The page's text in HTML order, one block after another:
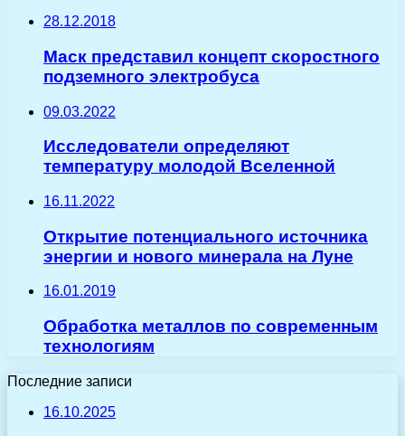
28.12.2018
Маск представил концепт скоростного
подземного электробуса
09.03.2022
Исследователи определяют
температуру молодой Вселенной
16.11.2022
Открытие потенциального источника
энергии и нового минерала на Луне
16.01.2019
Обработка металлов по современным
технологиям
Последние записи
16.10.2025